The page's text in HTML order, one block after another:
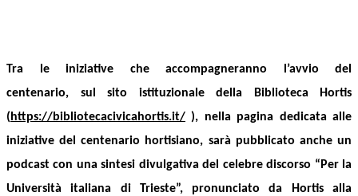
Tra le iniziative che accompagneranno l’avvio del
centenario, sul sito istituzionale della Biblioteca Hortis
( https://bibliotecacivicahortis.it/ ), nella pagina dedicata alle
iniziative del centenario hortisiano, sarà pubblicato anche un
podcast con una sintesi divulgativa del celebre discorso “Per la
Università italiana di Trieste”, pronunciato da Hortis alla